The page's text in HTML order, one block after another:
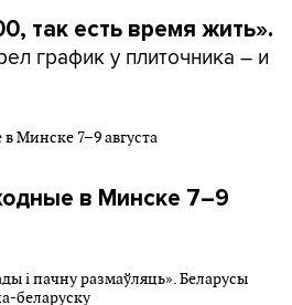
так есть время жить».
график у плиточника – и
в Минске 7–9